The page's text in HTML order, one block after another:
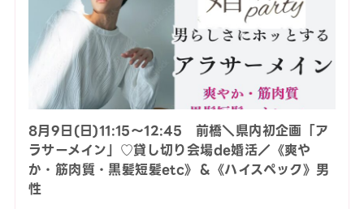
8月9日(日)11:15〜12:45 前橋＼県内初企画「ア
ラサーメイン」♡貸し切り会場de婚活／《爽や
か・筋肉質・黒髪短髪etc》＆《ハイスペック》男
性